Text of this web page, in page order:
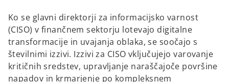
t
a
b
t
a
b
Ko se glavni direktorji za informacijsko varnost
(CISO) v finančnem sektorju lotevajo digitalne
transformacije in uvajanja oblaka, se soočajo s
številnimi izzivi. Izzivi za CISO vključujejo varovanje
kritičnih sredstev, upravljanje naraščajoče površine
napadov in krmarjenje po kompleksnem